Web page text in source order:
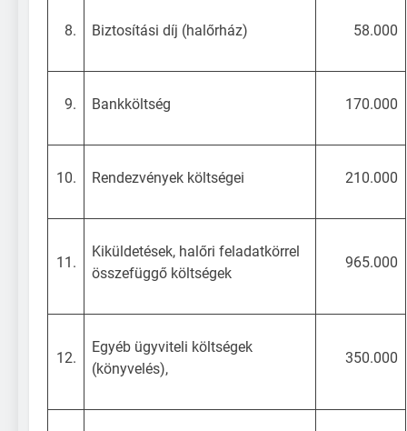
8. Biztosítási díj (halőrház) 58.000
9. Bankköltség 170.000
10. Rendezvények költségei 210.000
11.
Kiküldetések, halőri feladatkörrel
összefüggő költségek
965.000
12.
Egyéb ügyviteli költségek
(könyvelés),
350.000